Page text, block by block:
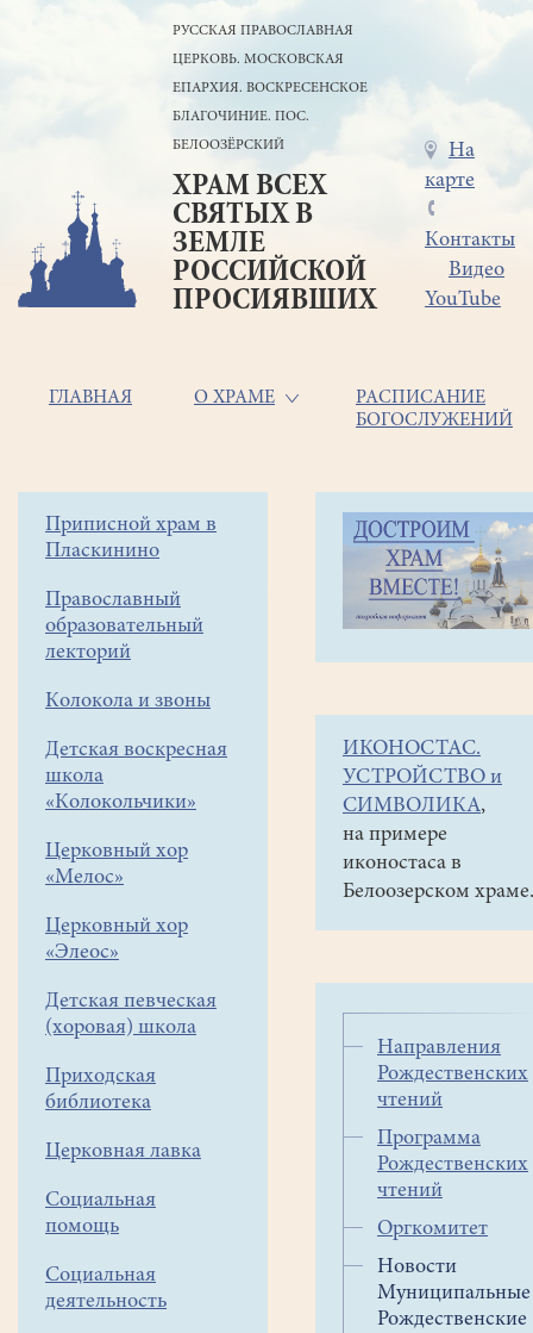
РУССКАЯ ПРАВОСЛАВНАЯ
ЦЕРКОВЬ. МОСКОВСКАЯ
ЕПАРХИЯ. ВОСКРЕСЕНСКОЕ
БЛАГОЧИНИЕ. ПОС.
БЕЛООЗЁРСКИЙ
ХРАМ ВСЕХ
СВЯТЫХ В
ЗЕМЛЕ
РОССИЙСКОЙ
ПРОСИЯВШИХ
Меню
в
шапке
На
карте
Контакты
Видео
YouTube
Основная
ГЛАВНАЯ О ХРАМЕ
РАСПИСАНИЕ
БОГОСЛУЖЕНИЙ
Боковое
меню
Приписной храм в
Пласкинино
Православный
образовательный
лекторий
Колокола и звоны
Детская воскресная
школа
«Колокольчики»
Церковный хор
«Мелос»
Церковный хор
«Элеос»
Детская певческая
(хоровая) школа
Приходская
библиотека
Церковная лавка
Социальная
помощь
Социальная
деятельность
Строка
навигации
Совместные
социальные
Муниципальные
Новости
ИКОНОСТАС.
УСТРОЙСТВО и
СИМВОЛИКА,
на примере
иконостаса в
Белоозерском храме.
Направления
Рождественских
чтений
Программа
Рождественских
чтений
Оргкомитет
Новости
Муниципальные
Рождественские